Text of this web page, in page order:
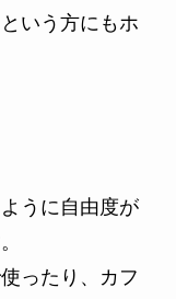
いう方にもホ
うに自由度が
ったり、カフ